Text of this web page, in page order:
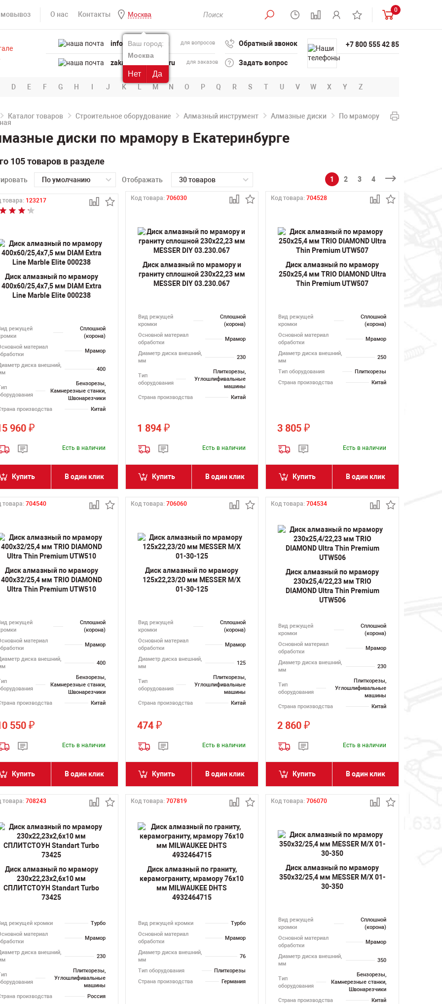
О нас Контакты Москва
Ваш город:
Москва
Нет Да
0
info@powertool.ru для вопросов
zakaz@powertool.ru для заказов
Обратный звонок
Задать вопрос
+7 800 555 42 85
D E F G H I J K L M N O P Q R S T U V W X Y Z
Каталог товаров Строительное оборудование Алмазный инструмент Алмазные диски По мрамору
диски по мрамору в Екатеринбурге
105 товаров в разделе
По умолчанию Отображать 30 товаров 1 2 3 4
товара: 123217
Диск алмазный по мрамору
400х60/25,4х7,5 мм DIAM Extra
Line Marble Elite 000238
режущей
Сплошной
(корона)
материал
Мрамор
диска внешний,
400
Бензорезы,
Камнерезные станки,
Швонарезчики
производства
Китай
960 ₽
Есть в наличии
Купить В один клик
Код товара: 706030
Диск алмазный по мрамору и
граниту сплошной 230х22,23 мм
MESSER DIY 03.230.067
Вид режущей
кромки
Сплошной
(корона)
Основной материал
обработки
Мрамор
Диаметр диска внешний,
мм
230
Тип
оборудования
Плиткорезы,
Углошлифивальные
машины
Страна производства
Китай
1 894 ₽
Есть в наличии
Купить В один клик
Код товара:704528
Диск алмазный по мрамору
250х25,4 мм TRIO DIAMOND Ultra
Thin Premium UTW507
Вид режущей
кромки
Сплошной
(корона)
Основной материал
обработки
Мрамор
Диаметр диска внешний,
мм
250
Тип оборудования
Плиткорезы
Страна производства
Китай
3 805₽
Есть в наличии
Купить В один клик
товара: 704540
Диск алмазный по мрамору
400х32/25,4 мм TRIO DIAMOND
Ultra Thin Premium UTW510
режущей
Сплошной
(корона)
материал
Мрамор
диска внешний,
400
Бензорезы,
Камнерезные станки,
Швонарезчики
производства
Китай
550 ₽
Есть в наличии
Купить В один клик
Код товара: 706060
Диск алмазный по мрамору
125х22,23/20 мм MESSER M/X
01-30-125
Вид режущей
кромки
Сплошной
(корона)
Основной материал
обработки
Мрамор
Диаметр диска внешний,
мм
125
Тип
оборудования
Плиткорезы,
Углошлифивальные
машины
Страна производства
Китай
474 ₽
Есть в наличии
Купить В один клик
Код товара:704534
Диск алмазный по мрамору
230х25,4/22,23 мм TRIO
DIAMOND Ultra Thin Premium
UTW506
Вид режущей
кромки
Сплошной
(корона)
Основной материал
обработки
Мрамор
Диаметр диска внешний,
мм
230
Тип
оборудования
Плиткорезы,
Углошлифивальные
машины
Страна производства
Китай
2 860₽
Есть в наличии
Купить В один клик
товара: 708243
Диск алмазный по мрамору
230х22,23х2,6х10 мм
СПЛИТСТОУН Standart Turbo
73425
режущей кромки
Турбо
материал
Мрамор
диска внешний,
230
Плиткорезы,
Углошлифивальные
машины
производства
Россия
Код товара: 707819
Диск алмазный по граниту,
керамограниту, мрамору 76х10
мм MILWAUKEE DHTS
4932464715
Вид режущей кромки
Турбо
Основной материал
обработки
Мрамор
Диаметр диска внешний,
мм
76
Тип оборудования
Плиткорезы
Страна производства
Германия
Код товара:706070
Диск алмазный по мрамору
350х32/25,4 мм MESSER M/X 01-
30-350
Вид режущей
кромки
Сплошной
(корона)
Основной материал
обработки
Мрамор
Диаметр диска внешний,
мм
350
Тип
оборудования
Бензорезы,
Камнерезные станки,
Швонарезчики
Страна производства
Китай